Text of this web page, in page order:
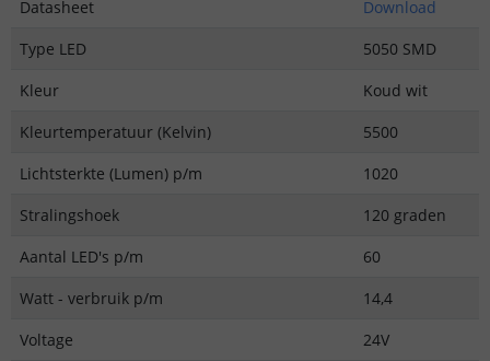
Datasheet
Download
Type LED
5050 SMD
Kleur
Koud wit
Kleurtemperatuur (Kelvin)
5500
Lichtsterkte (Lumen) p/m
1020
Stralingshoek
120 graden
Aantal LED's p/m
60
Watt - verbruik p/m
14,4
Voltage
24V